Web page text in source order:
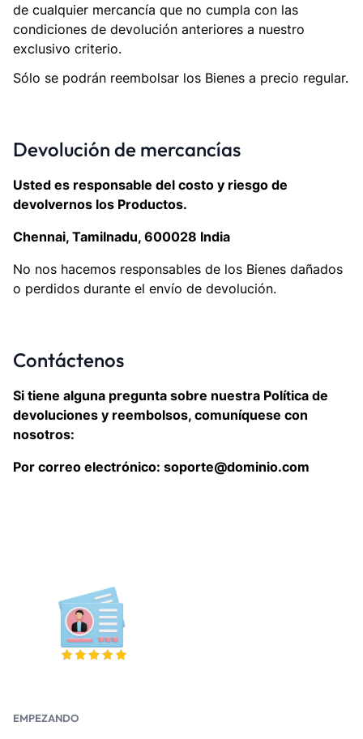
de cualquier mercancía que no cumpla con las
condiciones de devolución anteriores a nuestro
exclusivo criterio.
Sólo se podrán reembolsar los Bienes a precio regular.
Devolución de mercancías
Usted es responsable del costo y riesgo de
devolvernos los Productos.
Chennai, Tamilnadu, 600028 India
No nos hacemos responsables de los Bienes dañados
o perdidos durante el envío de devolución.
Contáctenos
Si tiene alguna pregunta sobre nuestra Política de
devoluciones y reembolsos, comuníquese con
nosotros:
Por correo electrónico: soporte@dominio.com
EMPEZANDO